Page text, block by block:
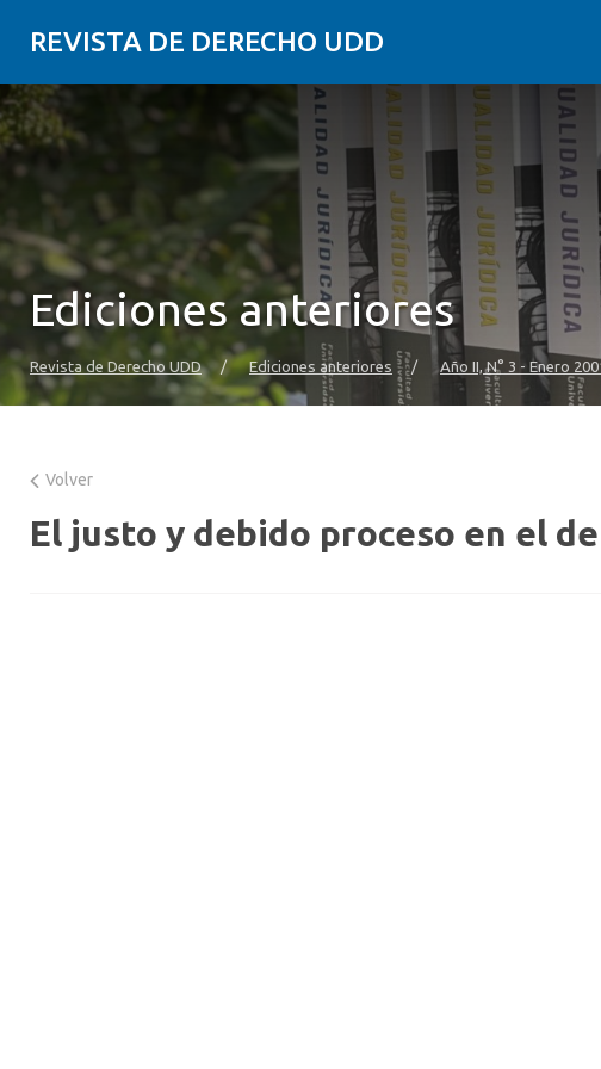
REVISTA DE DERECHO UDD
Ediciones anteriores
Revista de Derecho UDD / Ediciones anteriores / Año II, N° 3 - Enero
Volver
El justo y debido proceso en el